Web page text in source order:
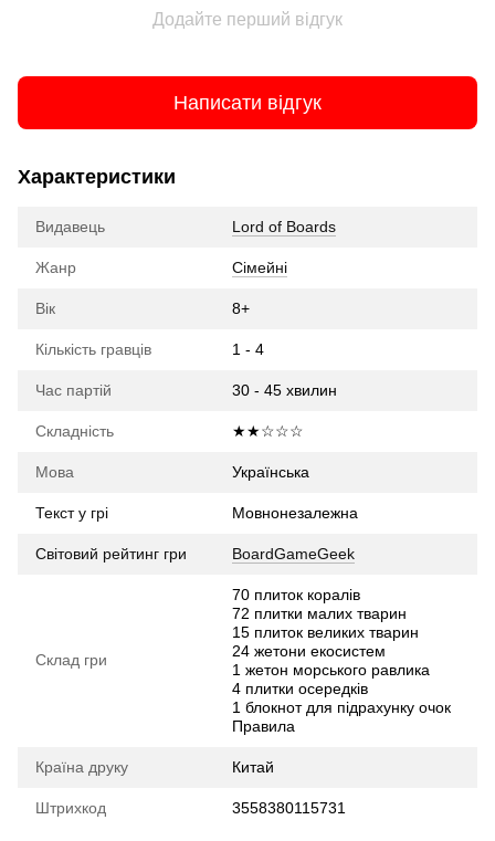
Додайте перший відгук
Написати відгук
Характеристики
Видавець Lord of Boards
Жанр Сімейні
Вік 8+
Кількість гравців 1 - 4
Час партій 30 - 45 хвилин
Складність ★★☆☆☆
Мова Українська
Текст у грі Мовнонезалежна
Світовий рейтинг гри BoardGameGeek
Склад гри
70 плиток коралів
72 плитки малих тварин
15 плиток великих тварин
24 жетони екосистем
1 жетон морського равлика
4 плитки осередків
1 блокнот для підрахунку очок
Правила
Країна друку Китай
Штрихкод 3558380115731